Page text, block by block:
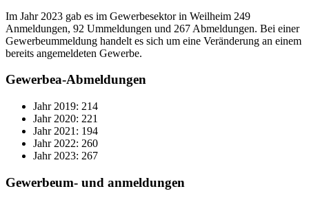
Im Jahr 2023 gab es im Gewerbesektor in Weilheim 249
Anmeldungen, 92 Ummeldungen und 267 Abmeldungen. Bei einer
Gewerbeummeldung handelt es sich um eine Veränderung an einem
bereits angemeldeten Gewerbe.
Gewerbea-Abmeldungen
Jahr 2019: 214
Jahr 2020: 221
Jahr 2021: 194
Jahr 2022: 260
Jahr 2023: 267
Gewerbeum- und anmeldungen